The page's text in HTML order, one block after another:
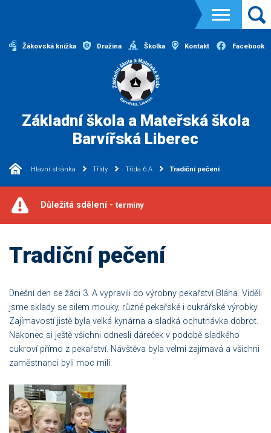
Žákovská knížka Družina Školka Kontakt Facebook
Základní škola a Mateřská škola
Barvířská Liberec
Hlavní stránka Třídy Třída 6.A Tradiční pečení
Důležitá sdělení - termíny
Tradiční pečení
Dnešní den se žáci 3. A vypravili do výrobny pekařství Bláha. Viděli
jsme sklady se silem mouky, různé pekařské i cukrářské výrobky.
Zajímavostí jistě byla velká kynárna a sladká ochutnávka dobrot.
Nakonec si ještě všichni odnesli dáreček v podobě sladkého
cukroví přímo z pekařství. Návštěva byla velmi zajímavá a všichni
zaměstnanci byli moc milí.